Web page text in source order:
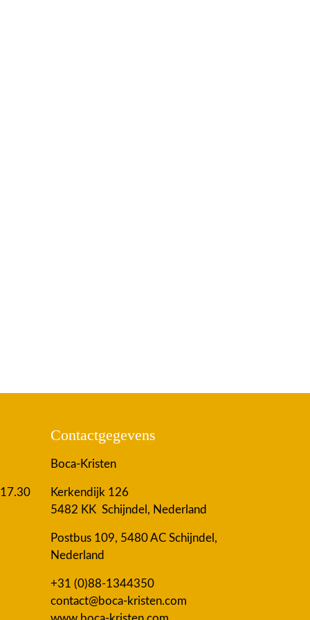
Contactgegevens
Boca-Kristen
Kerkendijk 126
5482 KK Schijndel, Nederland
Postbus 109, 5480 AC Schijndel,
Nederland
+31 (0)88-1344350
contact@boca-kristen.com